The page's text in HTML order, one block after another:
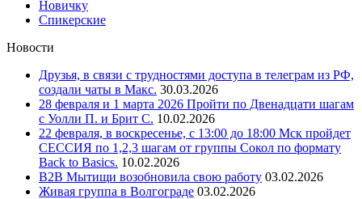
Новичку
Спикерские
Новости
Друзья, в связи с трудностями доступа в телеграм из РФ,
создали чаты в Макс. 30.03.2026
28 февраля и 1 марта 2026 Пройти по Двенадцати шагам
с Уолли П. и Брит С. 10.02.2026
22 февраля, в воскресенье, с 13:00 до 18:00 Мск пройдет
СЕССИЯ по 1,2,3 шагам от группы Сокол по формату
Back to Basics. 10.02.2026
В2В Мытищи возобновила свою работу 03.02.2026
Живая группа в Волгограде 03.02.2026